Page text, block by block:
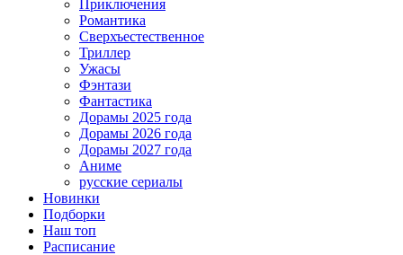
Приключения
Романтика
Сверхъестественное
Триллер
Ужасы
Фэнтази
Фантастика
Дорамы 2025 года
Дорамы 2026 года
Дорамы 2027 года
Аниме
русские сериалы
Новинки
Подборки
Наш топ
Расписание